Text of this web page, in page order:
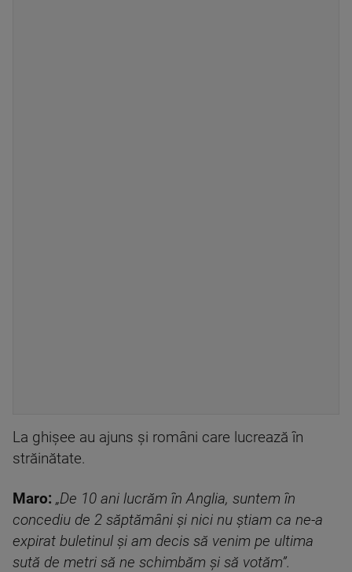
La ghişee au ajuns şi români care lucrează în
străinătate.
Maro: „De 10 ani lucrăm în Anglia, suntem în
concediu de 2 săptămâni și nici nu știam ca ne-a
expirat buletinul și am decis să venim pe ultima
sută de metri să ne schimbăm și să votăm”.